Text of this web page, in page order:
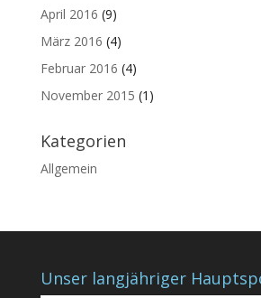
April 2016 (9)
März 2016 (4)
Februar 2016 (4)
November 2015 (1)
Kategorien
Allgemein
Unser langjähriger